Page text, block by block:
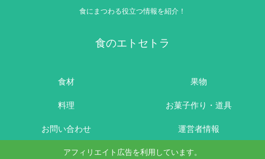
食にまつわる役立つ情報を紹介！
食のエトセトラ
食材
果物
料理
お菓子作り・道具
お問い合わせ
運営者情報
アフィリエイト広告を利用しています。